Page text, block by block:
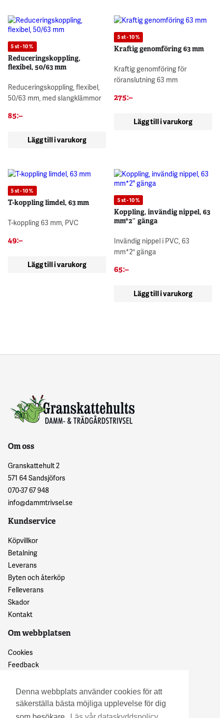
Denna webbplats använder cookies för att
säkerställa bästa möjliga upplevelse för dig
5 st - 10 %
Reduceringskoppling,
flexibel, 50/63 mm
Reduceringskoppling, flexibel,
50/63 mm, med slangklämmor
85:–
Lägg till i varukorg
5 st - 10 %
Kraftig genomföring 63 mm
Kraftig genomföring för
röranslutning 63 mm
275:–
Lägg till i varukorg
5 st - 10 %
T-koppling limdel, 63 mm
T-koppling 63 mm, PVC
49:–
Lägg till i varukorg
5 st - 10 %
Koppling, invändig nippel, 63
mm*2″ gänga
Invändig nippel i PVC, 63
mm*2″ gänga
65:–
Lägg till i varukorg
Om oss
Granskattehult 2
571 64 Sandsjöfors
070-37 67 948
info@dammtrivsel.se
Kundservice
Köpvillkor
Betalning
Leverans
Byten och återköp
Felleverans
Skador
Kontakt
Om webbplatsen
Cookies
Feedback